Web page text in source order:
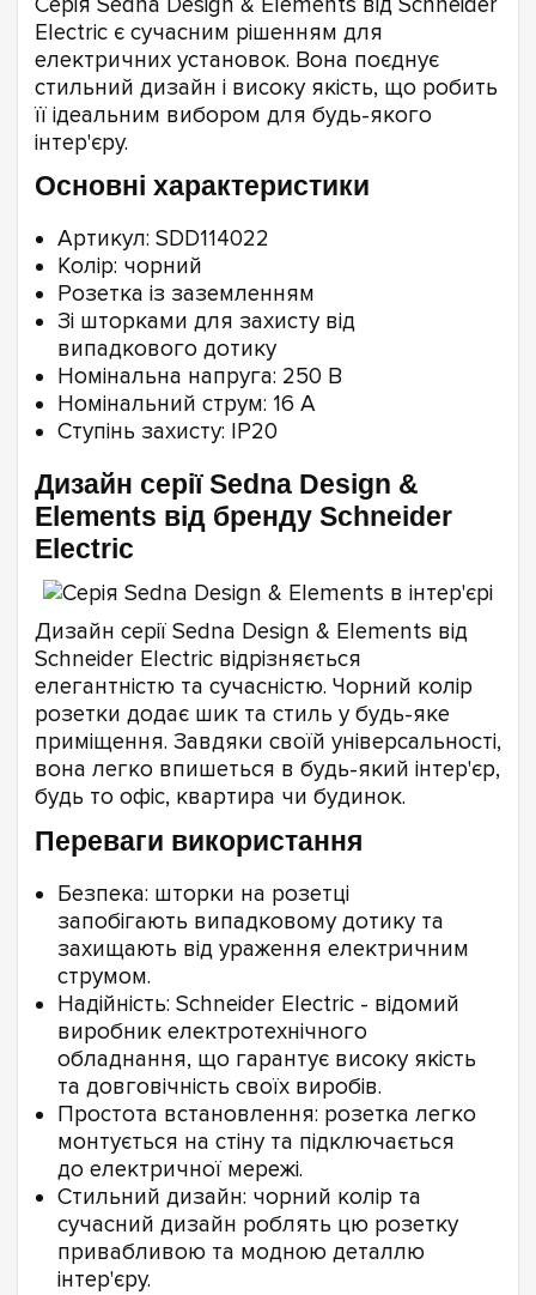
Electric є сучасним рішенням для
електричних установок. Вона поєднує
стильний дизайн і високу якість, що робить
її ідеальним вибором для будь-якого
інтер'єру.
Основні характеристики
Артикул: SDD114022
Колір: чорний
Розетка із заземленням
Зі шторками для захисту від
випадкового дотику
Номінальна напруга: 250 В
Номінальний струм: 16 А
Ступінь захисту: IP20
Дизайн серії Sedna Design &
Elements від бренду Schneider
Electric
Дизайн серії Sedna Design & Elements від
Schneider Electric відрізняється
елегантністю та сучасністю. Чорний колір
розетки додає шик та стиль у будь-яке
приміщення. Завдяки своїй універсальності,
вона легко впишеться в будь-який інтер'єр,
будь то офіс, квартира чи будинок.
Переваги використання
Безпека: шторки на розетці
запобігають випадковому дотику та
захищають від ураження електричним
струмом.
Надійність: Schneider Electric - відомий
виробник електротехнічного
обладнання, що гарантує високу якість
та довговічність своїх виробів.
Простота встановлення: розетка легко
монтується на стіну та підключається
до електричної мережі.
Стильний дизайн: чорний колір та
сучасний дизайн роблять цю розетку
привабливою та модною деталлю
інтер'єру.